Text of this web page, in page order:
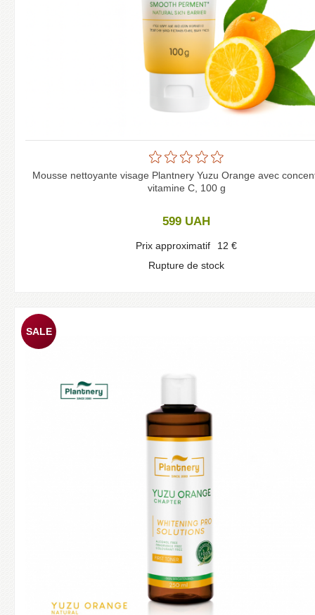
Mousse nettoyante visage Plantnery Yuzu Orange avec
vitamine C, 100 g
599 UAH
Prix approximatif 12 €
Rupture de stock